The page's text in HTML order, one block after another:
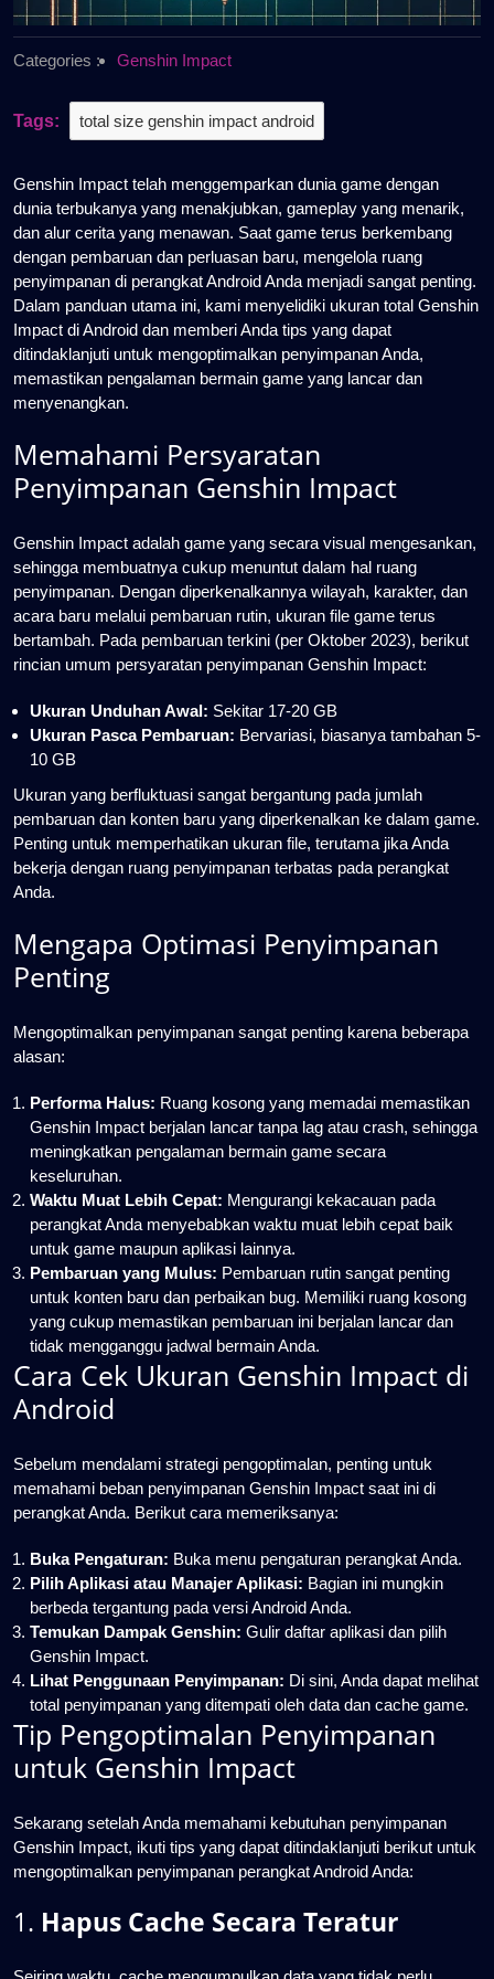
Categories : Genshin Impact
Tags: total size genshin impact android
Genshin Impact telah menggemparkan dunia game dengan
dunia terbukanya yang menakjubkan, gameplay yang menarik,
dan alur cerita yang menawan. Saat game terus berkembang
dengan pembaruan dan perluasan baru, mengelola ruang
penyimpanan di perangkat Android Anda menjadi sangat penting.
Dalam panduan utama ini, kami menyelidiki ukuran total Genshin
Impact di Android dan memberi Anda tips yang dapat
ditindaklanjuti untuk mengoptimalkan penyimpanan Anda,
memastikan pengalaman bermain game yang lancar dan
menyenangkan.
Memahami Persyaratan
Penyimpanan Genshin Impact
Genshin Impact adalah game yang secara visual mengesankan,
sehingga membuatnya cukup menuntut dalam hal ruang
penyimpanan. Dengan diperkenalkannya wilayah, karakter, dan
acara baru melalui pembaruan rutin, ukuran file game terus
bertambah. Pada pembaruan terkini (per Oktober 2023), berikut
rincian umum persyaratan penyimpanan Genshin Impact:
Ukuran Unduhan Awal: Sekitar 17-20 GB
Ukuran Pasca Pembaruan: Bervariasi, biasanya tambahan 5-
10 GB
Ukuran yang berfluktuasi sangat bergantung pada jumlah
pembaruan dan konten baru yang diperkenalkan ke dalam game.
Penting untuk memperhatikan ukuran file, terutama jika Anda
bekerja dengan ruang penyimpanan terbatas pada perangkat
Anda.
Mengapa Optimasi Penyimpanan
Penting
Mengoptimalkan penyimpanan sangat penting karena beberapa
alasan:
Performa Halus: Ruang kosong yang memadai memastikan
Genshin Impact berjalan lancar tanpa lag atau crash, sehingga
meningkatkan pengalaman bermain game secara
keseluruhan.
Waktu Muat Lebih Cepat: Mengurangi kekacauan pada
perangkat Anda menyebabkan waktu muat lebih cepat baik
untuk game maupun aplikasi lainnya.
Pembaruan yang Mulus: Pembaruan rutin sangat penting
untuk konten baru dan perbaikan bug. Memiliki ruang kosong
yang cukup memastikan pembaruan ini berjalan lancar dan
tidak mengganggu jadwal bermain Anda.
Cara Cek Ukuran Genshin Impact di
Android
Sebelum mendalami strategi pengoptimalan, penting untuk
memahami beban penyimpanan Genshin Impact saat ini di
perangkat Anda. Berikut cara memeriksanya:
Buka Pengaturan: Buka menu pengaturan perangkat Anda.
Pilih Aplikasi atau Manajer Aplikasi: Bagian ini mungkin
berbeda tergantung pada versi Android Anda.
Temukan Dampak Genshin: Gulir daftar aplikasi dan pilih
Genshin Impact.
Lihat Penggunaan Penyimpanan: Di sini, Anda dapat melihat
total penyimpanan yang ditempati oleh data dan cache game.
Tip Pengoptimalan Penyimpanan
untuk Genshin Impact
Sekarang setelah Anda memahami kebutuhan penyimpanan
Genshin Impact, ikuti tips yang dapat ditindaklanjuti berikut untuk
mengoptimalkan penyimpanan perangkat Android Anda:
1. Hapus Cache Secara Teratur